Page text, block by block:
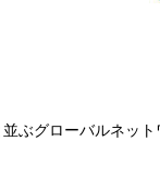
ぶグローバルネッ